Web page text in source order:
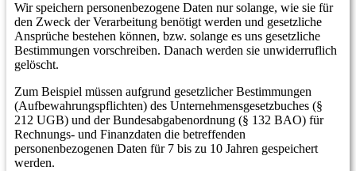
Wir speichern personenbezogene Daten nur solange, wie sie für
den Zweck der Verarbeitung benötigt werden und gesetzliche
Ansprüche bestehen können, bzw. solange es uns gesetzliche
Bestimmungen vorschreiben. Danach werden sie unwiderruflich
gelöscht.
Zum Beispiel müssen aufgrund gesetzlicher Bestimmungen
(Aufbewahrungspflichten) des Unternehmensgesetzbuches (§
212 UGB) und der Bundesabgabenordnung (§ 132 BAO) für
Rechnungs- und Finanzdaten die betreffenden
personenbezogenen Daten für 7 bis zu 10 Jahren gespeichert
werden.